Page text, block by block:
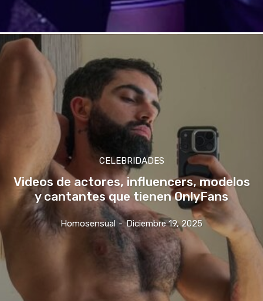
CELEBRIDADES
Videos de actores, influencers, modelos
y cantantes que tienen OnlyFans
Homosensual - Diciembre 19, 2025